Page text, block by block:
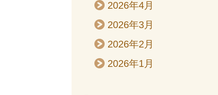
2026年4月
2026年3月
2026年2月
2026年1月